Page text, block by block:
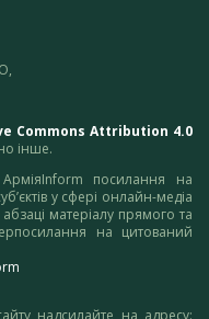
Commons Attribution 4.0
інше.
посилання на
у сфері онлайн-медіа
матеріалу прямого та
на цитований
надсилайте на адресу: